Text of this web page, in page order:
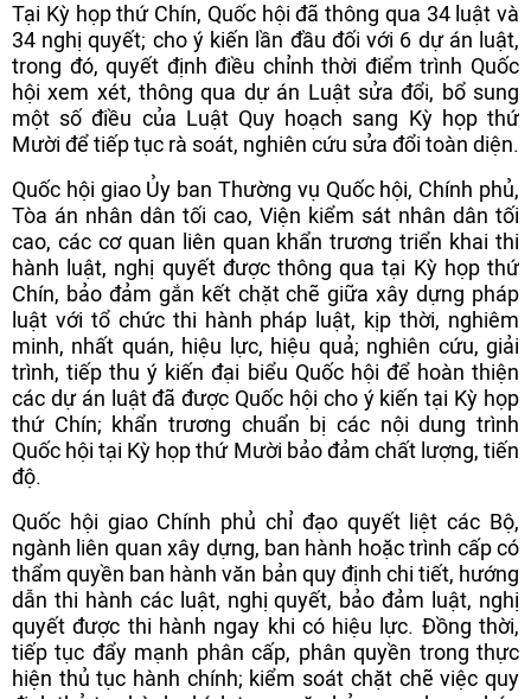
Tại Kỳ họp thứ Chín, Quốc hội đã thông qua 34 luật và
34 nghị quyết; cho ý kiến lần đầu đối với 6 dự án luật,
trong đó, quyết định điều chỉnh thời điểm trình Quốc
hội xem xét, thông qua dự án Luật sửa đổi, bổ sung
một số điều của Luật Quy hoạch sang Kỳ họp thứ
Mười để tiếp tục rà soát, nghiên cứu sửa đổi toàn diện.
Quốc hội giao Ủy ban Thường vụ Quốc hội, Chính phủ,
Tòa án nhân dân tối cao, Viện kiểm sát nhân dân tối
cao, các cơ quan liên quan khẩn trương triển khai thi
hành luật, nghị quyết được thông qua tại Kỳ họp thứ
Chín, bảo đảm gắn kết chặt chẽ giữa xây dựng pháp
luật với tổ chức thi hành pháp luật, kịp thời, nghiêm
minh, nhất quán, hiệu lực, hiệu quả; nghiên cứu, giải
trình, tiếp thu ý kiến đại biểu Quốc hội để hoàn thiện
các dự án luật đã được Quốc hội cho ý kiến tại Kỳ họp
thứ Chín; khẩn trương chuẩn bị các nội dung trình
Quốc hội tại Kỳ họp thứ Mười bảo đảm chất lượng, tiến
độ.
Quốc hội giao Chính phủ chỉ đạo quyết liệt các Bộ,
ngành liên quan xây dựng, ban hành hoặc trình cấp có
thẩm quyền ban hành văn bản quy định chi tiết, hướng
dẫn thi hành các luật, nghị quyết, bảo đảm luật, nghị
quyết được thi hành ngay khi có hiệu lực. Đồng thời,
tiếp tục đẩy mạnh phân cấp, phân quyền trong thực
hiện thủ tục hành chính; kiểm soát chặt chẽ việc quy